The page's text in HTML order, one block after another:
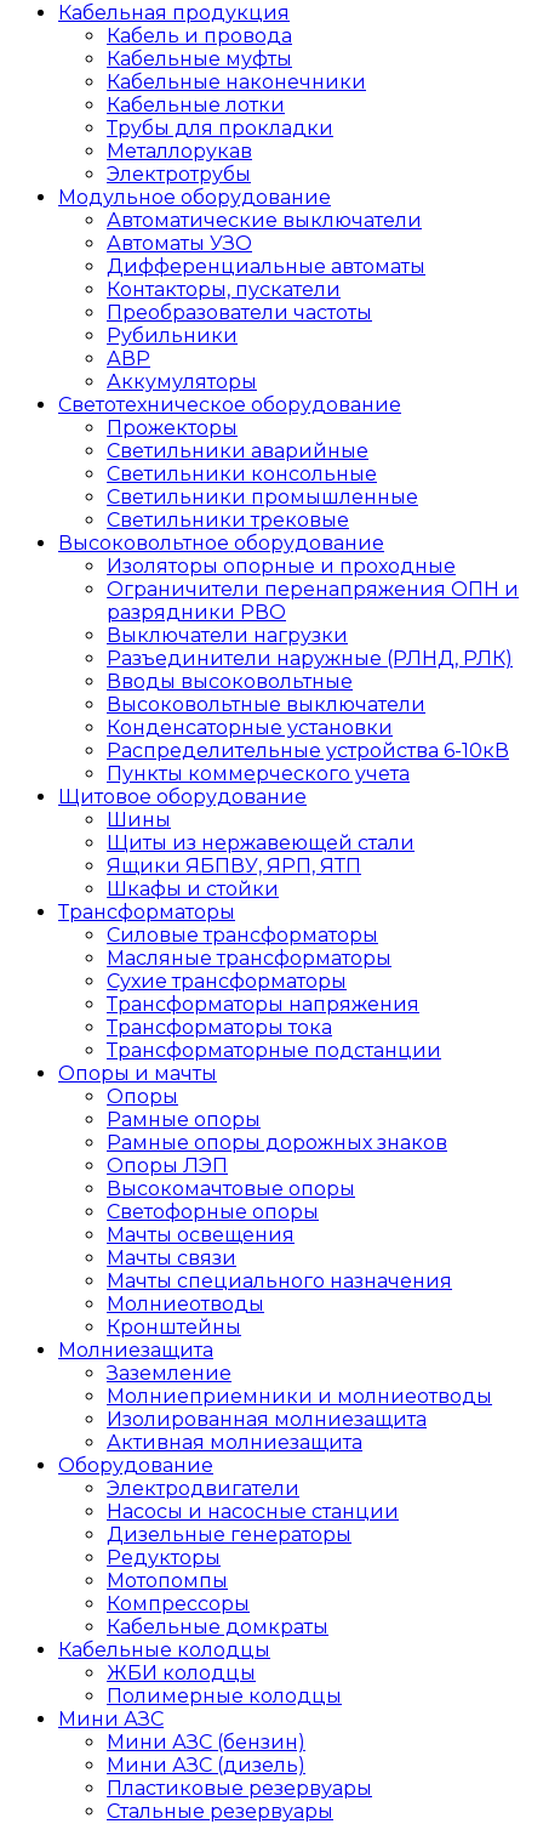
Кабельная продукция
Кабель и провода
Кабельные муфты
Кабельные наконечники
Кабельные лотки
Трубы для прокладки
Металлорукав
Электротрубы
Модульное оборудование
Автоматические выключатели
Автоматы УЗО
Дифференциальные автоматы
Контакторы, пускатели
Преобразователи частоты
Рубильники
АВР
Аккумуляторы
Светотехническое оборудование
Прожекторы
Светильники аварийные
Светильники консольные
Светильники промышленные
Светильники трековые
Высоковольтное оборудование
Изоляторы опорные и проходные
Ограничители перенапряжения ОПН и
разрядники РВО
Выключатели нагрузки
Разъединители наружные (РЛНД, РЛК)
Вводы высоковольтные
Высоковольтные выключатели
Конденсаторные установки
Распределительные устройства 6-10кВ
Пункты коммерческого учета
Щитовое оборудование
Шины
Щиты из нержавеющей стали
Ящики ЯБПВУ, ЯРП, ЯТП
Шкафы и стойки
Трансформаторы
Силовые трансформаторы
Масляные трансформаторы
Сухие трансформаторы
Трансформаторы напряжения
Трансформаторы тока
Трансформаторные подстанции
Опоры и мачты
Опоры
Рамные опоры
Рамные опоры дорожных знаков
Опоры ЛЭП
Высокомачтовые опоры
Светофорные опоры
Мачты освещения
Мачты связи
Мачты специального назначения
Молниеотводы
Кронштейны
Молниезащита
Заземление
Молниеприемники и молниеотводы
Изолированная молниезащита
Активная молниезащита
Оборудование
Электродвигатели
Насосы и насосные станции
Дизельные генераторы
Редукторы
Мотопомпы
Компрессоры
Кабельные домкраты
Кабельные колодцы
ЖБИ колодцы
Полимерные колодцы
Мини АЗС
Мини АЗС (бензин)
Мини АЗС (дизель)
Пластиковые резервуары
Стальные резервуары